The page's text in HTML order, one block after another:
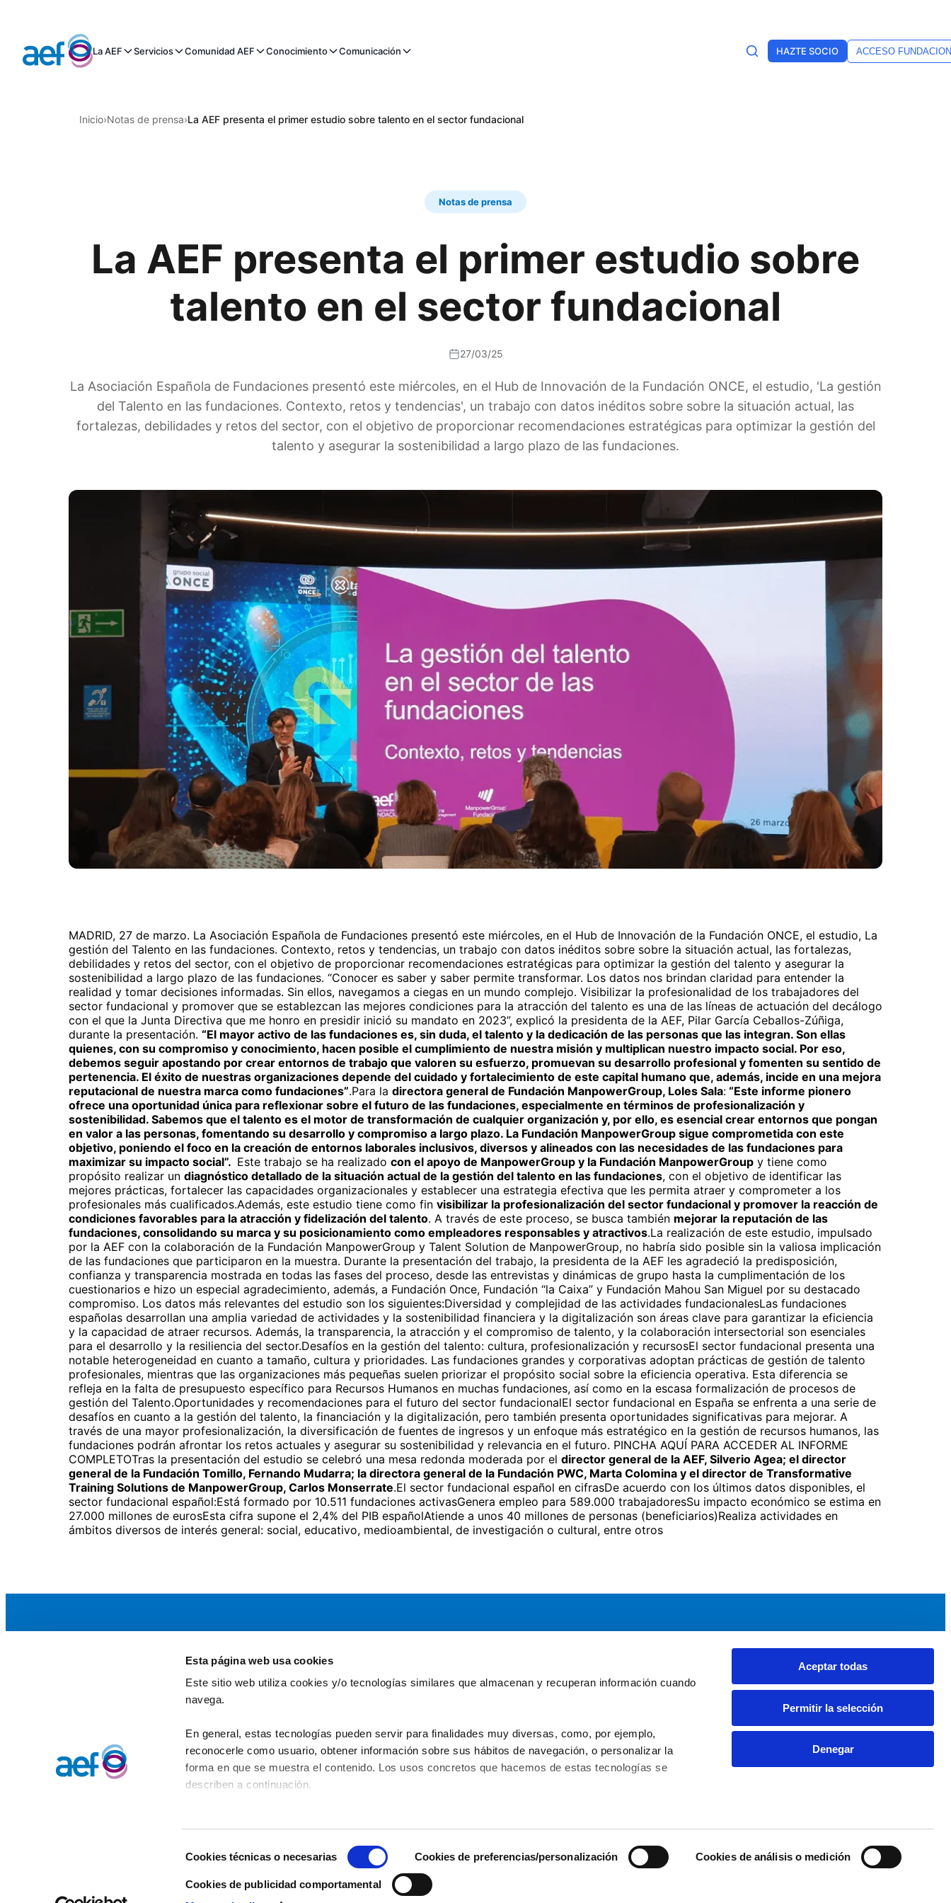
Esta página web usa cookies
Este sitio web utiliza cookies y/o tecnologías similares que almacenan y recuperan información cuando
navega.
En general, estas tecnologías pueden servir para finalidades muy diversas, como, por ejemplo,
reconocerle como usuario, obtener información sobre sus hábitos de navegación, o personalizar la
forma en que se muestra el contenido. Los usos concretos que hacemos de estas tecnologías se
describen a continuación.
de
consentimiento
Cookies técnicas o necesarias Cookies de preferencias/personalización Cookies de análisis o medición
Cookies de publicidad comportamental
Aceptar todas
Permitir la selección
Denegar
La AEF Servicios Comunidad AEF Conocimiento Comunicación HAZTE SOCIO ACCESO
Inicio›Notas de prensa›La AEF presenta el primer estudio sobre talento en el sector fundacional
Notas de prensa
La AEF presenta el primer estudio sobre
talento en el sector fundacional
27/03/25
La Asociación Española de Fundaciones presentó este miércoles, en el Hub de Innovación de la Fundación ONCE, el estudio, 'La gestión
del Talento en las fundaciones. Contexto, retos y tendencias', un trabajo con datos inéditos sobre sobre la situación actual, las
fortalezas, debilidades y retos del sector, con el objetivo de proporcionar recomendaciones estratégicas para optimizar la gestión del
talento y asegurar la sostenibilidad a largo plazo de las fundaciones.
MADRID, 27 de marzo. La Asociación Española de Fundaciones presentó este miércoles, en el Hub de Innovación de la Fundación ONCE, el estudio, La
gestión del Talento en las fundaciones. Contexto, retos y tendencias, un trabajo con datos inéditos sobre sobre la situación actual, las fortalezas,
debilidades y retos del sector, con el objetivo de proporcionar recomendaciones estratégicas para optimizar la gestión del talento y asegurar la
sostenibilidad a largo plazo de las fundaciones. “Conocer es saber y saber permite transformar. Los datos nos brindan claridad para entender la
realidad y tomar decisiones informadas. Sin ellos, navegamos a ciegas en un mundo complejo. Visibilizar la profesionalidad de los trabajadores del
sector fundacional y promover que se establezcan las mejores condiciones para la atracción del talento es una de las líneas de actuación del decálogo
con el que la Junta Directiva que me honro en presidir inició su mandato en 2023”, explicó la presidenta de la AEF, Pilar García Ceballos-Zúñiga,
durante la presentación. “El mayor activo de las fundaciones es, sin duda, el talento y la dedicación de las personas que las integran. Son ellas
quienes, con su compromiso y conocimiento, hacen posible el cumplimiento de nuestra misión y multiplican nuestro impacto social. Por eso,
debemos seguir apostando por crear entornos de trabajo que valoren su esfuerzo, promuevan su desarrollo profesional y fomenten su sentido de
pertenencia. El éxito de nuestras organizaciones depende del cuidado y fortalecimiento de este capital humano que, además, incide en una mejora
reputacional de nuestra marca como fundaciones”.Para la directora general de Fundación ManpowerGroup, Loles Sala: “Este informe pionero
ofrece una oportunidad única para reflexionar sobre el futuro de las fundaciones, especialmente en términos de profesionalización y
sostenibilidad. Sabemos que el talento es el motor de transformación de cualquier organización y, por ello, es esencial crear entornos que pongan
en valor a las personas, fomentando su desarrollo y compromiso a largo plazo. La Fundación ManpowerGroup sigue comprometida con este
objetivo, poniendo el foco en la creación de entornos laborales inclusivos, diversos y alineados con las necesidades de las fundaciones para
maximizar su impacto social”. Este trabajo se ha realizado con el apoyo de ManpowerGroup y la Fundación ManpowerGroup y tiene como
propósito realizar un diagnóstico detallado de la situación actual de la gestión del talento en las fundaciones, con el objetivo de identificar las
mejores prácticas, fortalecer las capacidades organizacionales y establecer una estrategia efectiva que les permita atraer y comprometer a los
profesionales más cualificados.Además, este estudio tiene como fin visibilizar la profesionalización del sector fundacional y promover la reacción de
condiciones favorables para la atracción y fidelización del talento. A través de este proceso, se busca también mejorar la reputación de las
fundaciones, consolidando su marca y su posicionamiento como empleadores responsables y atractivos.La realización de este estudio, impulsado
por la AEF con la colaboración de la Fundación ManpowerGroup y Talent Solution de ManpowerGroup, no habría sido posible sin la valiosa implicación
de las fundaciones que participaron en la muestra. Durante la presentación del trabajo, la presidenta de la AEF les agradeció la predisposición,
confianza y transparencia mostrada en todas las fases del proceso, desde las entrevistas y dinámicas de grupo hasta la cumplimentación de los
cuestionarios e hizo un especial agradecimiento, además, a Fundación Once, Fundación “la Caixa” y Fundación Mahou San Miguel por su destacado
compromiso. Los datos más relevantes del estudio son los siguientes:Diversidad y complejidad de las actividades fundacionalesLas fundaciones
españolas desarrollan una amplia variedad de actividades y la sostenibilidad financiera y la digitalización son áreas clave para garantizar la eficiencia
y la capacidad de atraer recursos. Además, la transparencia, la atracción y el compromiso de talento, y la colaboración intersectorial son esenciales
para el desarrollo y la resiliencia del sector.Desafíos en la gestión del talento: cultura, profesionalización y recursosEl sector fundacional presenta una
notable heterogeneidad en cuanto a tamaño, cultura y prioridades. Las fundaciones grandes y corporativas adoptan prácticas de gestión de talento
profesionales, mientras que las organizaciones más pequeñas suelen priorizar el propósito social sobre la eficiencia operativa. Esta diferencia se
refleja en la falta de presupuesto específico para Recursos Humanos en muchas fundaciones, así como en la escasa formalización de procesos de
gestión del Talento.Oportunidades y recomendaciones para el futuro del sector fundacionalEl sector fundacional en España se enfrenta a una serie de
desafíos en cuanto a la gestión del talento, la financiación y la digitalización, pero también presenta oportunidades significativas para mejorar. A
través de una mayor profesionalización, la diversificación de fuentes de ingresos y un enfoque más estratégico en la gestión de recursos humanos, las
fundaciones podrán afrontar los retos actuales y asegurar su sostenibilidad y relevancia en el futuro. PINCHA AQUÍ PARA ACCEDER AL INFORME
COMPLETOTras la presentación del estudio se celebró una mesa redonda moderada por el director general de la AEF, Silverio Agea; el director
general de la Fundación Tomillo, Fernando Mudarra; la directora general de la Fundación PWC, Marta Colomina y el director de Transformative
Training Solutions de ManpowerGroup, Carlos Monserrate.El sector fundacional español en cifrasDe acuerdo con los últimos datos disponibles, el
sector fundacional español:Está formado por 10.511 fundaciones activasGenera empleo para 589.000 trabajadoresSu impacto económico se estima en
27.000 millones de eurosEsta cifra supone el 2,4% del PIB españolAtiende a unos 40 millones de personas (beneficiarios)Realiza actividades en
ámbitos diversos de interés general: social, educativo, medioambiental, de investigación o cultural, entre otros
Quienes somos
Canal ético
Convocatoria de Fundaciones
Fundaciones por el Clima
Noticias y Eventos
Eventos
Sala de prensa
Política de privacidadAviso legalPolítica de cookiesAccesibilidad Web
© 2026 Asociación Española de Fundaciones